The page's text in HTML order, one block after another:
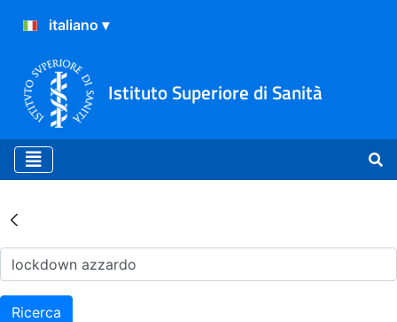
Istituto Superiore di Sanità
Risultati della Ricerca -
Ricerca